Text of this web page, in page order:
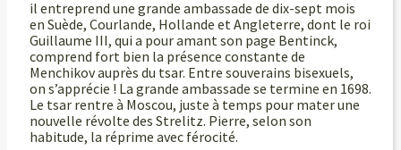
il entreprend une grande ambassade de dix-sept mois
en Suède, Courlande, Hollande et Angleterre, dont le roi
Guillaume III, qui a pour amant son page Bentinck,
comprend fort bien la présence constante de
Menchikov auprès du tsar. Entre souverains bisexuels,
on s’apprécie ! La grande ambassade se termine en 1698.
Le tsar rentre à Moscou, juste à temps pour mater une
nouvelle révolte des Strelitz. Pierre, selon son
habitude, la réprime avec férocité.